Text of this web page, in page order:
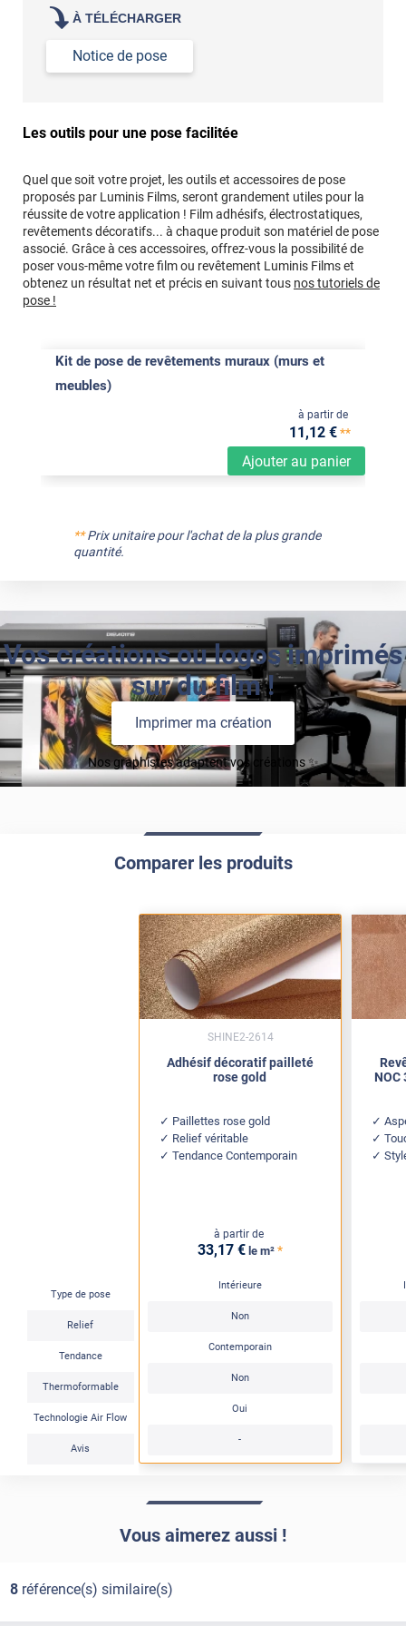
À TÉLÉCHARGER
Notice de pose
Les outils pour une pose facilitée
Quel que soit votre projet, les outils et accessoires de pose
proposés par Luminis Films, seront grandement utiles pour la
réussite de votre application ! Film adhésifs, électrostatiques,
revêtements décoratifs... à chaque produit son matériel de pose
associé. Grâce à ces accessoires, offrez-vous la possibilité de
poser vous-même votre film ou revêtement Luminis Films et
obtenez un résultat net et précis en suivant tous nos tutoriels de
pose !
Kit de pose de revêtements muraux (murs et
meubles)
Ajouter au panier
à partir de
11,12 €**
**Prix unitaire pour l'achat de la plus grande
quantité.
Vos créations ou logos imprimés
sur du film !
Imprimer ma création
Nos graphistes adaptent vos créations ✨
Comparer les produits
Type de pose
Relief
Tendance
Thermoformable
Technologie Air Flow
Avis
Adhésif décoratif pailleté
rose gold
Paillettes rose gold
Relief véritable
Tendance Contemporain
à partir de
33,17 € le m² *
Intérieure
Non
Contemporain
Non
Oui
-
SHINE2-2614
Vous aimerez aussi !
8référence(s) similaire(s)